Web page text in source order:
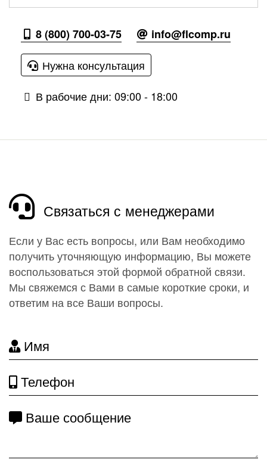
8 (800) 700-03-75
info@flcomp.ru
Нужна консультация
В рабочие дни: 09:00 - 18:00
Связаться с менеджерами
Если у Вас есть вопросы, или Вам необходимо
получить уточняющую информацию, Вы можете
воспользоваться этой формой обратной связи.
Мы свяжемся с Вами в самые короткие сроки, и
ответим на все Ваши вопросы.
Имя
Телефон
Ваше сообщение